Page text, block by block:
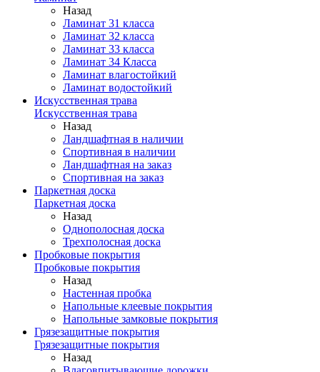
Назад
Ламинат 31 класса
Ламинат 32 класса
Ламинат 33 класса
Ламинат 34 Класса
Ламинат влагостойкий
Ламинат водостойкий
Искусственная трава
Искусственная трава
Назад
Ландшафтная в наличии
Спортивная в наличии
Ландшафтная на заказ
Спортивная на заказ
Паркетная доска
Паркетная доска
Назад
Однополосная доска
Трехполосная доска
Пробковые покрытия
Пробковые покрытия
Назад
Настенная пробка
Напольные клеевые покрытия
Напольные замковые покрытия
Грязезащитные покрытия
Грязезащитные покрытия
Назад